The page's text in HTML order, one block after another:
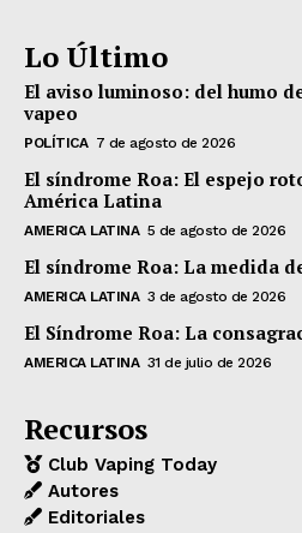
Lo Último
El aviso luminoso: del humo
vapeo
POLÍTICA 7 de agosto de 2026
El síndrome Roa: El espejo
América Latina
AMERICA LATINA 5 de agosto de 2026
El síndrome Roa: La medida
AMERICA LATINA 3 de agosto de 2026
El Síndrome Roa: La
AMERICA LATINA 31 de julio de 2026
Recursos
Club Vaping Today
Autores
Editoriales